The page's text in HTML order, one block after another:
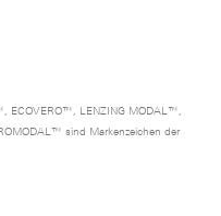
ECOVERO™, LENZING MODAL™,
sind Markenzeichen der